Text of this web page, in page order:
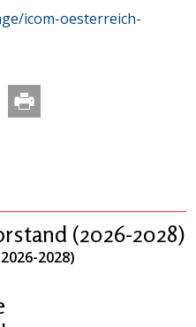
icom-oesterreich-
(2026-2028)
2028)